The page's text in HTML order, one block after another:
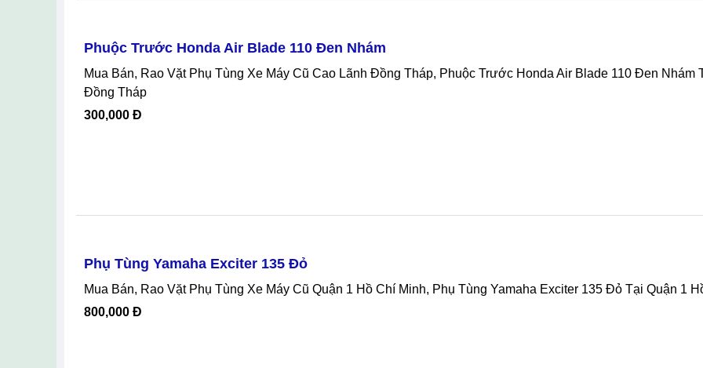
Phuộc Trước Honda Air Blade 110 Đen Nhám
Mua Bán, Rao Vặt Phụ Tùng Xe Máy Cũ Cao Lãnh Đồng Tháp, Phuộc Trước Honda Air Blade 110 Đen Nhám Tại Cao Lãnh
Đồng Tháp
300,000 Đ
Phụ Tùng Yamaha Exciter 135 Đỏ
Mua Bán, Rao Vặt Phụ Tùng Xe Máy Cũ Quận 1 Hồ Chí Minh, Phụ Tùng Yamaha Exciter 135 Đỏ Tại Quận 1
800,000 Đ